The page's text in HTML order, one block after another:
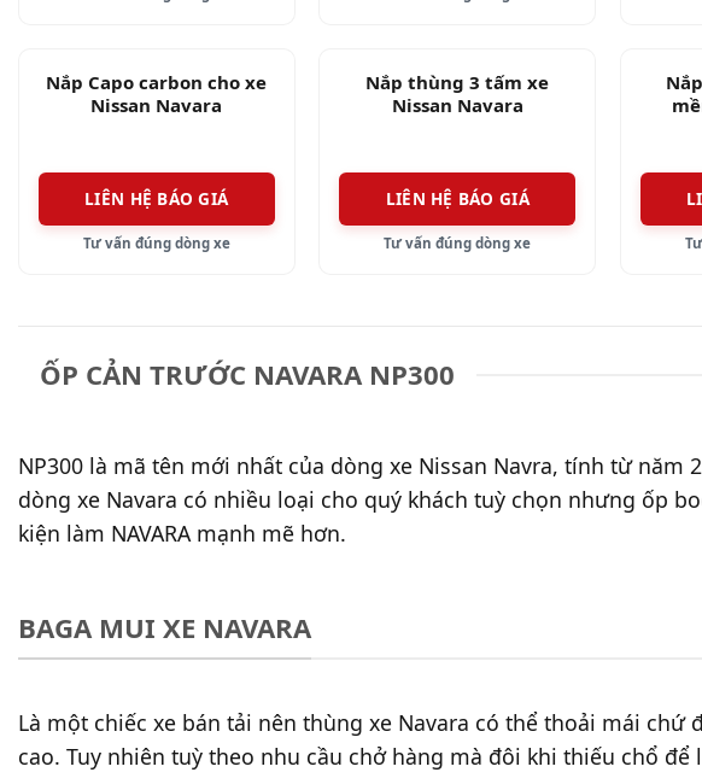
Nắp Capo carbon cho xe
Nissan Navara
LIÊN HỆ BÁO GIÁ
Tư vấn đúng dòng xe
Nắp thùng 3 tấm xe
Nissan Navara
LIÊN HỆ BÁO GIÁ
Tư vấn đúng dòng xe
ỐP CẢN TRƯỚC NAVARA NP300
NP300 là mã tên mới nhất của dòng xe Nissan Navra, tính từ năm
dòng xe Navara có nhiều loại cho quý khách tuỳ chọn nhưng ốp
kiện làm NAVARA mạnh mẽ hơn.
BAGA MUI XE NAVARA
Là một chiếc xe bán tải nên thùng xe Navara có thể thoải mái
cao. Tuy nhiên tuỳ theo nhu cầu chở hàng mà đôi khi thiếu chổ